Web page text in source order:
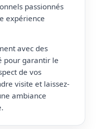
passionnés
expérience
avec des
pour garantir le
de vos
visite et laissez-
ambiance